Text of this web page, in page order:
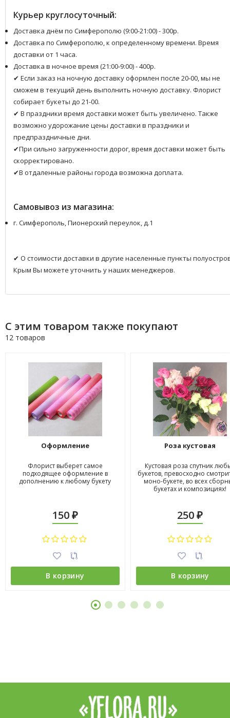
Курьер круглосуточный:
Доставка днём по Симферополю (9:00-21:00) - 300р.
Доставка по Симферополю, к определенному времени. Время
доставки от 1 часа.
Доставка в ночное время (21:00-9:00) - 400р.
✔ Если заказ на ночную доставку оформлен после 20-00, мы не
сможем в текущий день выполнить ночную доставку. Флорист
собирает букеты до 21-00.
✔ В праздники время доставки может быть увеличено. Также
возможно удорожание цены доставки в праздники и
предпраздничные дни.
✔При сильно загруженности дорог, время доставки может быть
скорректировано.
✔В отдаленные районы города возможна доплата.
Самовывоз из магазина:
г. Симферополь, Пионерский переулок, д.1
✔ О стоимости доставки в другие населенные пункты
Крым Вы можете уточнить у наших менеджеров.
С этим товаром также покупают
12 товаров
Оформление
Флорист выберет самое
подходящее оформление в
дополнению к любому букету
150 ₽
В корзину
Роза кустовая
Кустовая роза спутник
букетов, превосходно
моно-букете, во всех
букетах и композициях!
250₽
В корзину